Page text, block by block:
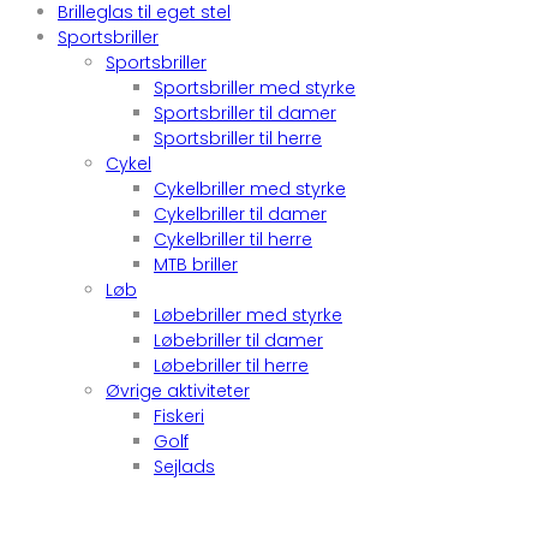
Brilleglas til eget stel
Sportsbriller
Sportsbriller
Sportsbriller med styrke
Sportsbriller til damer
Sportsbriller til herre
Cykel
Cykelbriller med styrke
Cykelbriller til damer
Cykelbriller til herre
MTB briller
Løb
Løbebriller med styrke
Løbebriller til damer
Løbebriller til herre
Øvrige aktiviteter
Fiskeri
Golf
Sejlads